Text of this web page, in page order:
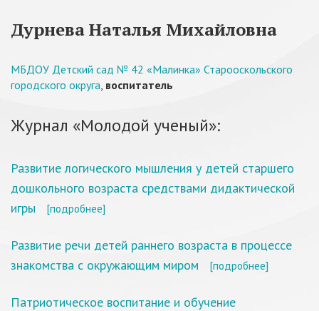
Дурнева Наталья Михайловна
МБДОУ Детский сад № 42 «Малинка» Старооскольского
городского округа, воспитатель
Журнал «Молодой ученый»:
Развитие логического мышления у детей старшего
дошкольного возраста средствами дидактической
игры
[подробнее]
Развитие речи детей раннего возраста в процессе
знакомства с окружающим миром
[подробнее]
Патриотическое воспитание и обучение